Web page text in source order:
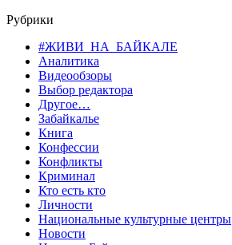
Рубрики
#ЖИВИ_НА_БАЙКАЛЕ
Аналитика
Видеообзоры
Выбор редактора
Другое…
Забайкалье
Книга
Конфессии
Конфликты
Криминал
Кто есть кто
Личности
Национальные культурные центры
Новости